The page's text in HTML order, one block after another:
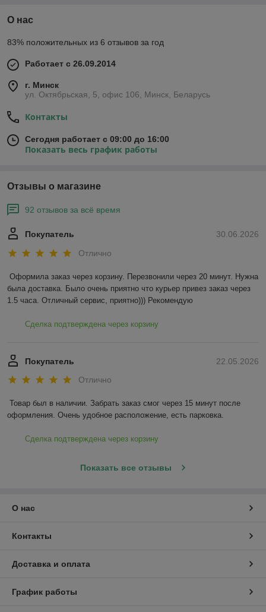
О нас
83% положительных из 6 отзывов за год
Работает с 26.09.2014
г. Минск
ул. Октябрьская, 5, офис 106, Минск, Беларусь
Контакты
Сегодня работает с 09:00 до 16:00
Показать весь график работы
Отзывы о магазине
92 отзывов за всё время
30.06.2026
Покупатель
Отлично
Оформила заказ через корзину. Перезвонили через 20 минут. Нужна
была доставка. Было очень приятно что курьер привез заказ через
1.5 часа. Отличный сервис, приятно))) Рекомендую
Сделка подтверждена через корзину
22.05.2026
Покупатель
Отлично
Товар был в наличии. Забрать заказ смог через 15 минут после
оформления. Очень удобное расположение, есть парковка.
Сделка подтверждена через корзину
Показать все отзывы
О нас
Контакты
Доставка и оплата
График работы